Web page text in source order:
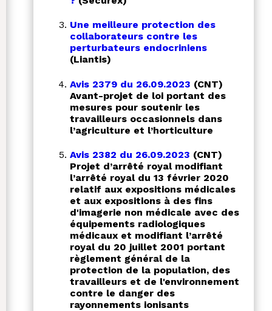
Une meilleure protection des
collaborateurs contre les
perturbateurs endocriniens
(Liantis)
Avis 2379 du 26.09.2023 (CNT)
Avant-projet de loi portant des
mesures pour soutenir les
travailleurs occasionnels dans
l’agriculture et l’horticulture
Avis 2382 du 26.09.2023 (CNT)
Projet d’arrêté royal modifiant
l’arrêté royal du 13 février 2020
relatif aux expositions médicales
et aux expositions à des fins
d'imagerie non médicale avec des
équipements radiologiques
médicaux et modifiant l’arrêté
royal du 20 juillet 2001 portant
règlement général de la
protection de la population, des
travailleurs et de l'environnement
contre le danger des
rayonnements ionisants